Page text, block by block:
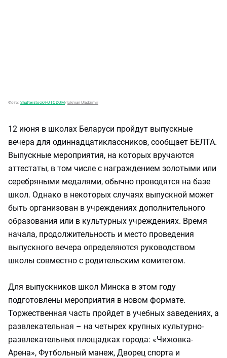
Фото: Shutterstock/FOTODOM/ Likman Uladzimir
12 июня в школах Беларуси пройдут выпускные
вечера для одиннадцатиклассников, сообщает БЕЛТА.
Выпускные мероприятия, на которых вручаются
аттестаты, в том числе с награждением золотыми или
серебряными медалями, обычно проводятся на базе
школ. Однако в некоторых случаях выпускной может
быть организован в учреждениях дополнительного
образования или в культурных учреждениях. Время
начала, продолжительность и место проведения
выпускного вечера определяются руководством
школы совместно с родительским комитетом.
Для выпускников школ Минска в этом году
подготовлены мероприятия в новом формате.
Торжественная часть пройдет в учебных заведениях, а
развлекательная – на четырех крупных культурно-
развлекательных площадках города: «Чижовка-
Арена», Футбольный манеж, Дворец спорта и